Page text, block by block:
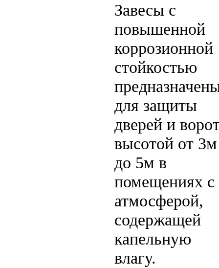
Завесы с
повышенной
коррозионной
стойкостью
для защиты
дверей и
высотой от 3м
до 5м в
помещениях с
атмосферой,
содержащей
капельную
влагу.